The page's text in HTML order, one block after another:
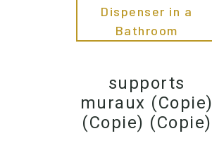
supports
muraux (Copie)
(Copie) (Copie)